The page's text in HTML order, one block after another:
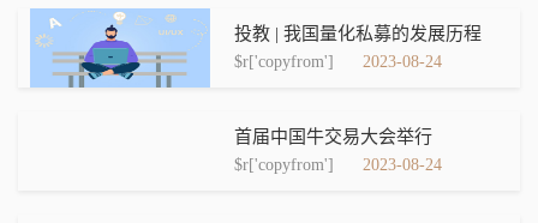
投教 | 我国量化私募的发展历程
$r['copyfrom'] 2023-08-24
首届中国牛交易大会举行
$r['copyfrom'] 2023-08-24